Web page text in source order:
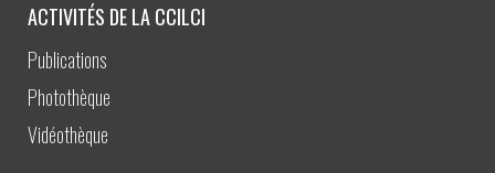
ACTIVITÉS DE LA CCILCI
Publications
Photothèque
Vidéothèque